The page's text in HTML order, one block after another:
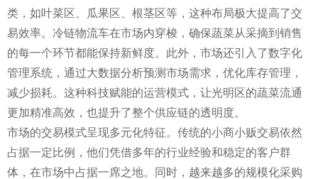
类，如叶菜区、瓜果区、根茎区等，这种布局极大提高了交
易效率。冷链物流车在市场内穿梭，确保蔬菜从采摘到销售
的每一个环节都能保持新鲜度。此外，市场还引入了数字化
管理系统，通过大数据分析预测市场需求，优化库存管理，
减少损耗。这种科技赋能的运营模式，让光明区的蔬菜流通
更加精准高效，也提升了整个供应链的透明度。
市场的交易模式呈现多元化特征。传统的小商小贩交易依然
占据一定比例，他们凭借多年的行业经验和稳定的客户群
体，在市场中占据一席之地。同时，越来越多的规模化采购